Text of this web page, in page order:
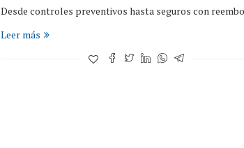
Desde controles preventivos hasta seguros con
Leer más